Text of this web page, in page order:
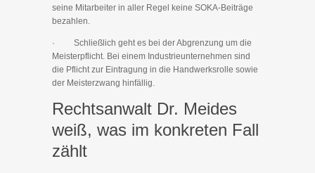
seine Mitarbeiter in aller Regel keine SOKA-Beiträge
bezahlen.
· Schließlich geht es bei der Abgrenzung um die
Meisterpflicht. Bei einem Industrieunternehmen sind
die Pflicht zur Eintragung in die Handwerksrolle sowie
der Meisterzwang hinfällig.
Rechtsanwalt Dr. Meides
weiß, was im konkreten Fall
zählt